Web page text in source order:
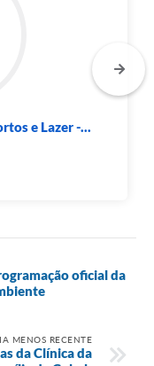
e Lazer -...
oficial da
MENOS RECENTE
da Clínica da